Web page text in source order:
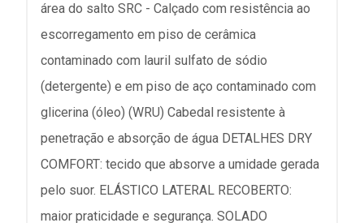
área do salto SRC - Calçado com resistência ao
escorregamento em piso de cerâmica
contaminado com lauril sulfato de sódio
(detergente) e em piso de aço contaminado com
glicerina (óleo) (WRU) Cabedal resistente à
penetração e absorção de água DETALHES DRY
COMFORT: tecido que absorve a umidade gerada
pelo suor. ELÁSTICO LATERAL RECOBERTO:
maior praticidade e segurança. SOLADO